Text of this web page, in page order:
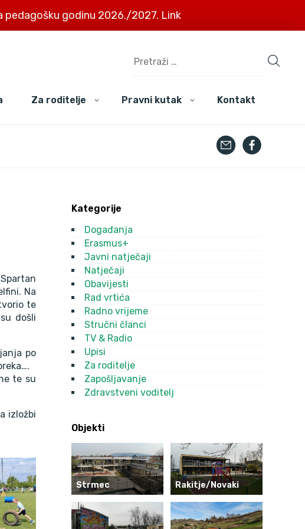
pedagošku godinu 2026./2027. Link
Za roditelje Pravni kutak Kontakt
Na
te
došli
po
te su
izložbi
Kategorije
Događanja
Erasmus+
Javni natječaji
Natječaji
Obavijesti
Rad vrtića
Radno vrijeme
Stručni članci
TV & Radio
Upisi
Za roditelje
Zapošljavanje
Zdravstveni voditelj
Objekti
Strmec Rakitje/Novaki